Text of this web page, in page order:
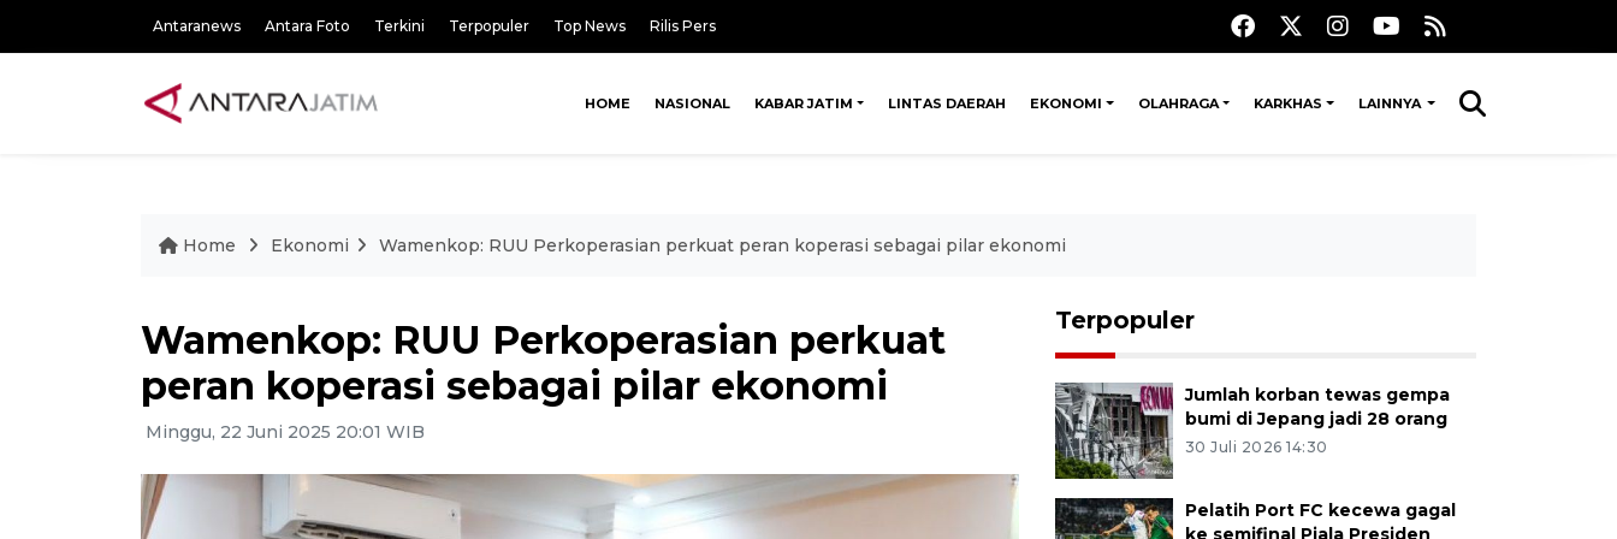
Antaranews Antara Foto Terkini Terpopuler Top News Rilis Pers
HOME NASIONAL KABAR JATIM LINTAS DAERAH EKONOMI OLAHRAGA KARKHAS LAINNYA
Home Ekonomi Wamenkop: RUU Perkoperasian perkuat peran koperasi sebagai pilar ekonomi
Wamenkop: RUU Perkoperasian perkuat
peran koperasi sebagai pilar ekonomi
Minggu, 22 Juni 2025 20:01 WIB
Terpopuler
Jumlah korban tewas gempa
bumi di Jepang jadi 28 orang
30 Juli 2026 14:30
Pelatih Port FC kecewa gagal
ke semifinal Piala Presiden